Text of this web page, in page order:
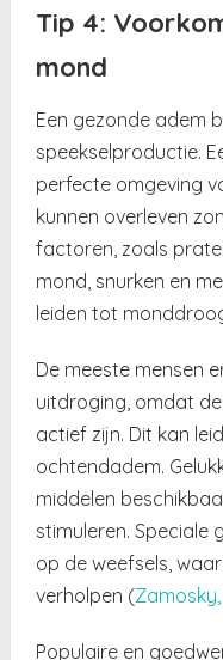
Tip 4:
mond
Een gezonde adem
speekselproductie.
perfecte omgeving
kunnen overleven
factoren, zoals
mond, snurken en
leiden tot
De meeste mensen
uitdroging, omdat de
actief zijn. Dit kan
ochtendadem.
middelen
stimuleren. Speciale
op de weefsels,
verholpen (
Populaire en